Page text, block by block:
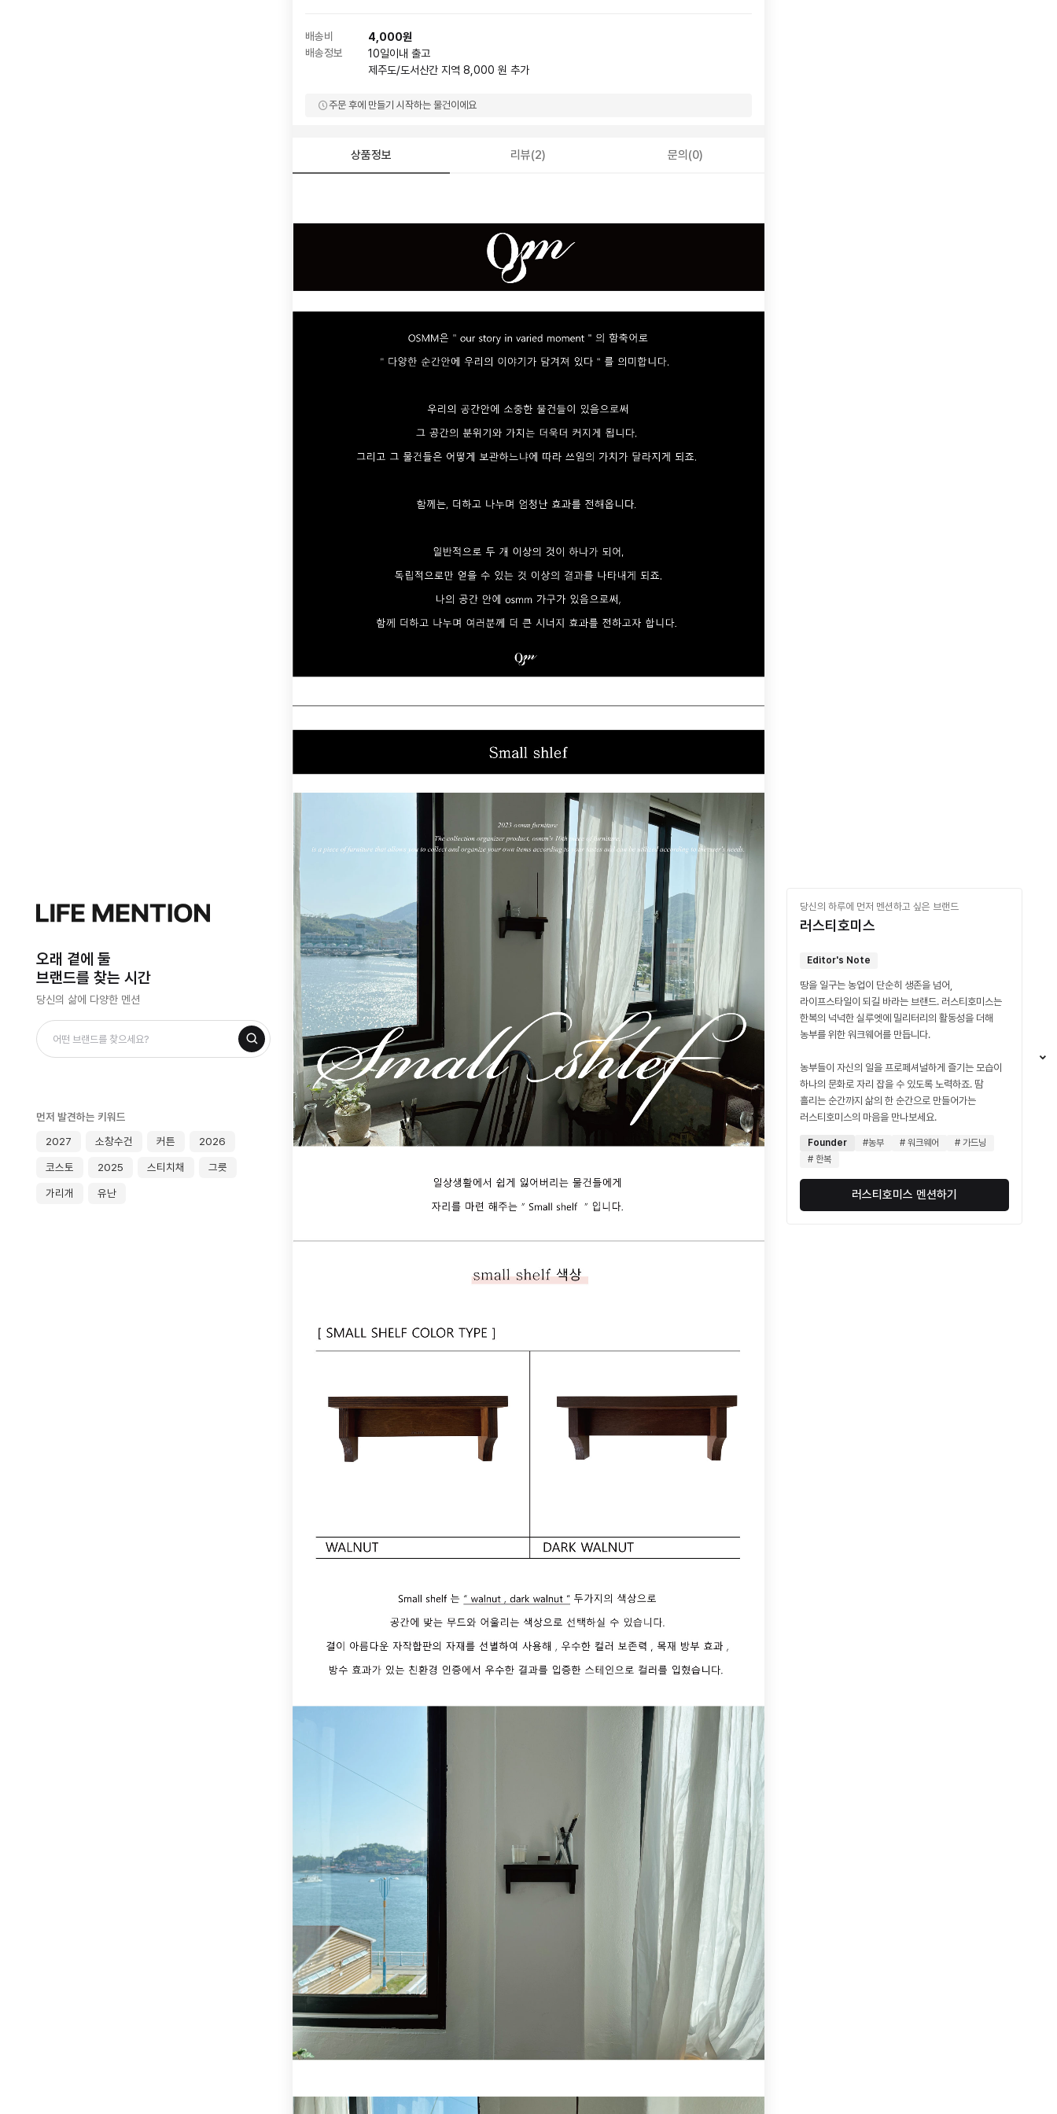
배송비 4,000원
배송정보 10일이내 출고
제주도/도서산간 지역 8,000 원 추가
주문 후에 만들기 시작하는 물건이에요
상품정보 리뷰(2) 문의(0)
오래 곁에 둘
브랜드를 찾는 시간
당신의 삶에 다양한 멘션
먼저 발견하는 키워드
2027
소창수건 커튼 2026
코스토 2025 스티치채 그릇
가리개 유난
당신의 하루에 먼저 멘션하고 싶은 브랜드
러스티호미스
Editor's Note
땅을 일구는 농업이 단순히 생존을 넘어,
라이프스타일이 되길 바라는 브랜드. 러스티호미스는
한복의 넉넉한 실루엣에 밀리터리의 활동성을 더해
농부를 위한 워크웨어를 만듭니다.
농부들이 자신의 일을 프로페셔널하게 즐기는 모습이
하나의 문화로 자리 잡을 수 있도록 노력하죠. 땀
흘리는 순간까지 삶의 한 순간으로 만들어가는
러스티호미스의 마음을 만나보세요.
Founder #농부 # 워크웨어
# 가드닝
# 한복
러스티호미스 멘션하기